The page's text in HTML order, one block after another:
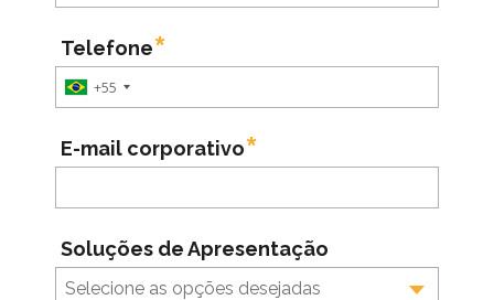
Telefone
+55
E-mail corporativo
Soluções de Apresentação
Selecione as opções desejadas